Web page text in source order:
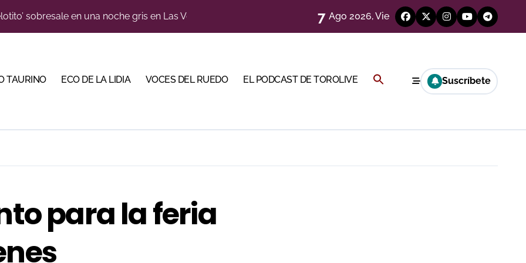
sobresale en una noche gris en Las Ventas
Martín para su regreso a Huesca trece años después (Imágenes)
en una feria que vuelve a mirar al futuro
gastronomía y talento de la tierra en La Malagueta
su temporada de figura y el palco niega el premio a Roca Rey
7 Ago 2026, Vie
TAURINO ECO DE LA LIDIA VOCES DEL RUEDO EL PODCAST DE TOROLIVE Buscar: Suscríbete
para la feria